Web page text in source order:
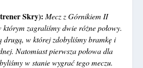
Skry):Mecz z Górnikiem II
którym zagraliśmy dwie różne połowy.
drugą, w której zdobyliśmy bramkę i
Natomiast pierwsza połowa dla
w stanie wygrać tego meczu.